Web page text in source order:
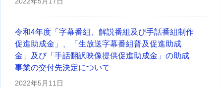
令和4年度「字幕番組、解説番組及び手話番組制作
促進助成金」、「生放送字幕番組普及促進助成
金」及び「手話翻訳映像提供促進助成金」の助成
事業の交付先決定について
2022年5月11日